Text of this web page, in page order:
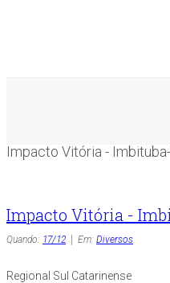
Impacto Vitória -
Impacto Vitória -
Quando: 17/12 Em: Diversos
Regional Sul Catarinense